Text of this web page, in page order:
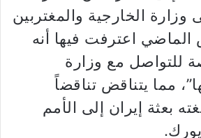
وزارة الخارجية والمغتربين
16 مارس الماضي اعترفت فيها أنه
للتواصل مع وزارة
مما يتناقض تناقضاً
بعثة إيران إلى الأمم